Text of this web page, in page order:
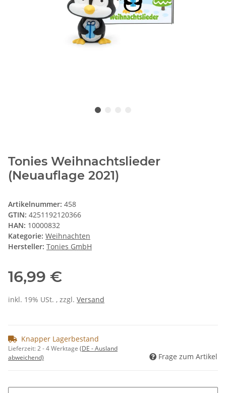
Tonies Weihnachtslieder
(Neuauflage 2021)
Artikelnummer: 458
GTIN: 4251192120366
HAN: 10000832
Kategorie: Weihnachten
Hersteller: Tonies GmbH
16,99 €
inkl. 19% USt. , zzgl. Versand
Knapper Lagerbestand
Lieferzeit:2 - 4 Werktage (DE - Ausland
abweichend)
Frage zum Artikel